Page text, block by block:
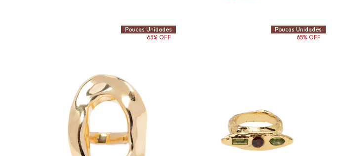
Poucas Unidades
65% OFF
Poucas Unidades
65% OFF